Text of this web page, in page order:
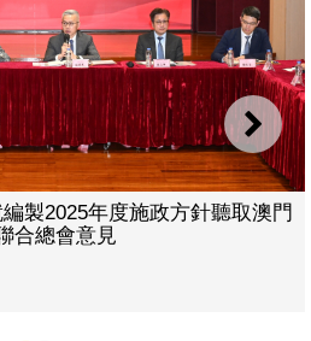
下一
製2025年度施政方針聽取澳門
合總會意見